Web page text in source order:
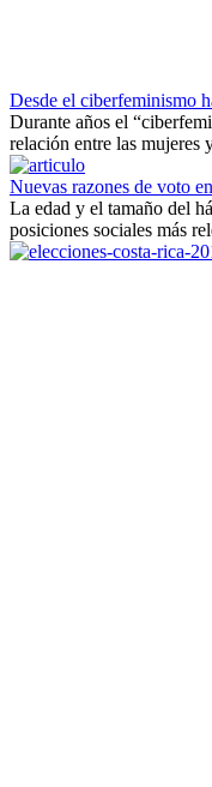
Desde el ciberfeminismo
Durante años el
relación entre las mujeres
Nuevas razones de voto
La edad y el tamaño del
posiciones sociales más